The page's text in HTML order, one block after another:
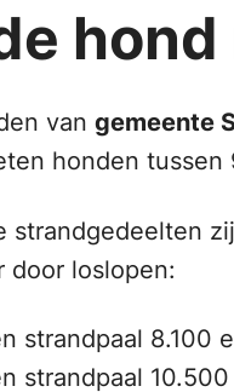
van gemeente
honden tussen
strandgedeelten
door loslopen:
strandpaal 8.100
strandpaal 10.500